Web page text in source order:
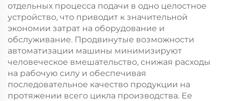
отдельных процесса подачи в одно целостное
устройство, что приводит к значительной
экономии затрат на оборудование и
обслуживание. Продвинутые возможности
автоматизации машины минимизируют
человеческое вмешательство, снижая расходы
на рабочую силу и обеспечивая
последовательное качество продукции на
протяжении всего цикла производства. Ее